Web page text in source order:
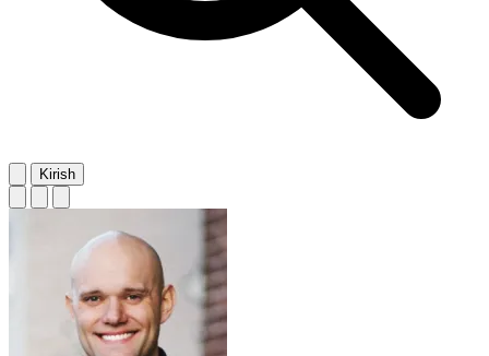
Kirish